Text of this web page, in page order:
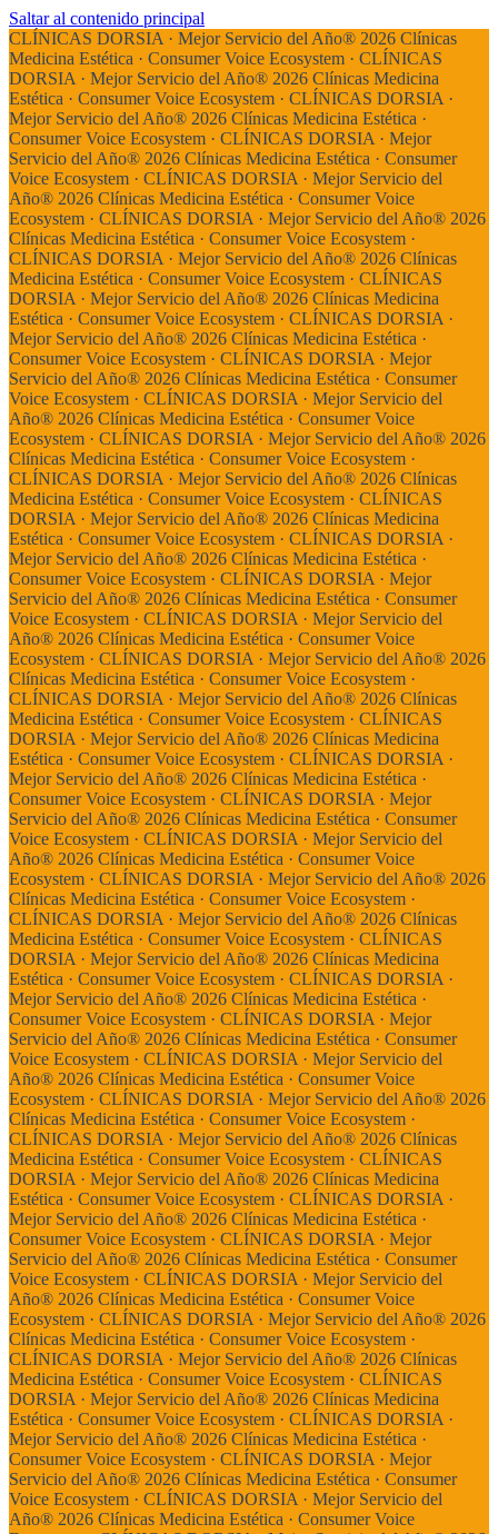
Saltar al contenido principal
CLÍNICAS DORSIA · Mejor Servicio del Año® 2026 Clínicas
Medicina Estética · Consumer Voice Ecosystem · CLÍNICAS
DORSIA · Mejor Servicio del Año® 2026 Clínicas Medicina
Estética · Consumer Voice Ecosystem · CLÍNICAS DORSIA ·
Mejor Servicio del Año® 2026 Clínicas Medicina Estética ·
Consumer Voice Ecosystem · CLÍNICAS DORSIA · Mejor
Servicio del Año® 2026 Clínicas Medicina Estética · Consumer
Voice Ecosystem · CLÍNICAS DORSIA · Mejor Servicio del
Año® 2026 Clínicas Medicina Estética · Consumer Voice
Ecosystem · CLÍNICAS DORSIA · Mejor Servicio del Año® 2026
Clínicas Medicina Estética · Consumer Voice Ecosystem ·
CLÍNICAS DORSIA · Mejor Servicio del Año® 2026 Clínicas
Medicina Estética · Consumer Voice Ecosystem · CLÍNICAS
DORSIA · Mejor Servicio del Año® 2026 Clínicas Medicina
Estética · Consumer Voice Ecosystem · CLÍNICAS DORSIA ·
Mejor Servicio del Año® 2026 Clínicas Medicina Estética ·
Consumer Voice Ecosystem · CLÍNICAS DORSIA · Mejor
Servicio del Año® 2026 Clínicas Medicina Estética · Consumer
Voice Ecosystem · CLÍNICAS DORSIA · Mejor Servicio del
Año® 2026 Clínicas Medicina Estética · Consumer Voice
Ecosystem · CLÍNICAS DORSIA · Mejor Servicio del Año® 2026
Clínicas Medicina Estética · Consumer Voice Ecosystem ·
CLÍNICAS DORSIA · Mejor Servicio del Año® 2026 Clínicas
Medicina Estética · Consumer Voice Ecosystem · CLÍNICAS
DORSIA · Mejor Servicio del Año® 2026 Clínicas Medicina
Estética · Consumer Voice Ecosystem · CLÍNICAS DORSIA ·
Mejor Servicio del Año® 2026 Clínicas Medicina Estética ·
Consumer Voice Ecosystem · CLÍNICAS DORSIA · Mejor
Servicio del Año® 2026 Clínicas Medicina Estética · Consumer
Voice Ecosystem · CLÍNICAS DORSIA · Mejor Servicio del
Año® 2026 Clínicas Medicina Estética · Consumer Voice
Ecosystem · CLÍNICAS DORSIA · Mejor Servicio del Año® 2026
Clínicas Medicina Estética · Consumer Voice Ecosystem ·
CLÍNICAS DORSIA · Mejor Servicio del Año® 2026 Clínicas
Medicina Estética · Consumer Voice Ecosystem · CLÍNICAS
DORSIA · Mejor Servicio del Año® 2026 Clínicas Medicina
Estética · Consumer Voice Ecosystem · CLÍNICAS DORSIA ·
Mejor Servicio del Año® 2026 Clínicas Medicina Estética ·
Consumer Voice Ecosystem · CLÍNICAS DORSIA · Mejor
Servicio del Año® 2026 Clínicas Medicina Estética · Consumer
Voice Ecosystem · CLÍNICAS DORSIA · Mejor Servicio del
Año® 2026 Clínicas Medicina Estética · Consumer Voice
Ecosystem · CLÍNICAS DORSIA · Mejor Servicio del Año® 2026
Clínicas Medicina Estética · Consumer Voice Ecosystem ·
CLÍNICAS DORSIA · Mejor Servicio del Año® 2026 Clínicas
Medicina Estética · Consumer Voice Ecosystem · CLÍNICAS
DORSIA · Mejor Servicio del Año® 2026 Clínicas Medicina
Estética · Consumer Voice Ecosystem · CLÍNICAS DORSIA ·
Mejor Servicio del Año® 2026 Clínicas Medicina Estética ·
Consumer Voice Ecosystem · CLÍNICAS DORSIA · Mejor
Servicio del Año® 2026 Clínicas Medicina Estética · Consumer
Voice Ecosystem · CLÍNICAS DORSIA · Mejor Servicio del
Año® 2026 Clínicas Medicina Estética · Consumer Voice
Ecosystem · CLÍNICAS DORSIA · Mejor Servicio del Año® 2026
Clínicas Medicina Estética · Consumer Voice Ecosystem ·
CLÍNICAS DORSIA · Mejor Servicio del Año® 2026 Clínicas
Medicina Estética · Consumer Voice Ecosystem · CLÍNICAS
DORSIA · Mejor Servicio del Año® 2026 Clínicas Medicina
Estética · Consumer Voice Ecosystem · CLÍNICAS DORSIA ·
Mejor Servicio del Año® 2026 Clínicas Medicina Estética ·
Consumer Voice Ecosystem · CLÍNICAS DORSIA · Mejor
Servicio del Año® 2026 Clínicas Medicina Estética · Consumer
Voice Ecosystem · CLÍNICAS DORSIA · Mejor Servicio del
Año® 2026 Clínicas Medicina Estética · Consumer Voice
Ecosystem · CLÍNICAS DORSIA · Mejor Servicio del Año® 2026
Clínicas Medicina Estética · Consumer Voice Ecosystem ·
CLÍNICAS DORSIA · Mejor Servicio del Año® 2026 Clínicas
Medicina Estética · Consumer Voice Ecosystem · CLÍNICAS
DORSIA · Mejor Servicio del Año® 2026 Clínicas Medicina
Estética · Consumer Voice Ecosystem · CLÍNICAS DORSIA ·
Mejor Servicio del Año® 2026 Clínicas Medicina Estética ·
Consumer Voice Ecosystem · CLÍNICAS DORSIA · Mejor
Servicio del Año® 2026 Clínicas Medicina Estética · Consumer
Voice Ecosystem · CLÍNICAS DORSIA · Mejor Servicio del
Año® 2026 Clínicas Medicina Estética · Consumer Voice